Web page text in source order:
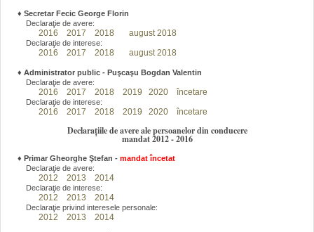
♦ Secretar Fecic George Florin
Declaraţie de avere:
2016 2017 2018 august 2018
Declaraţie de interese:
2016 2017 2018 august 2018
♦ Administrator public - Puşcaşu Bogdan Valentin
Declaraţie de avere:
2016 2017 2018 2019 2020 încetare
Declaraţie de interese:
2016 2017 2018 2019 2020 încetare
Declarațiile de avere ale persoanelor din conducere
mandat 2012 - 2016
♦ Primar Gheorghe Ştefan - mandat încetat
Declaraţie de avere:
2012 2013 2014
Declaraţie de interese:
2012 2013 2014
Declaraţie privind interesele personale:
2012 2013 2014